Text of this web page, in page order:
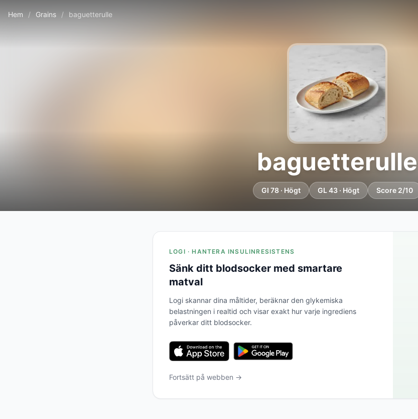
Hem / Grains / baguetterulle
baguetterulle
GI 78 · Högt GL 43 · Högt Score 2/10
LOGI · HANTERA INSULINRESISTENS
Sänk ditt blodsocker med smartare
matval
Logi skannar dina måltider, beräknar den glykemiska
belastningen i realtid och visar exakt hur varje ingrediens
påverkar ditt blodsocker.
Fortsätt på webben →